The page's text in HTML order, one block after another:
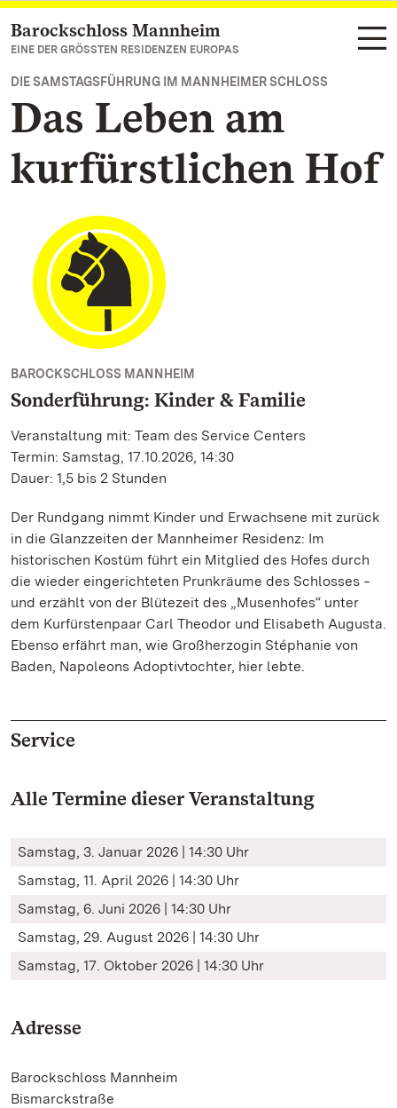
Zum Hauptinhalt springen
Barockschloss Mannheim
EINE DER GRÖSSTEN RESIDENZEN EUROPAS
DIE SAMSTAGSFÜHRUNG IM MANNHEIMER SCHLOSS
Das Leben am
kurfürstlichen Hof
BAROCKSCHLOSS MANNHEIM
Sonderführung: Kinder & Familie
Veranstaltung mit: Team des Service Centers
Termin: Samstag, 17.10.2026, 14:30
Dauer: 1,5 bis 2 Stunden
Der Rundgang nimmt Kinder und Erwachsene mit zurück
in die Glanzzeiten der Mannheimer Residenz: Im
historischen Kostüm führt ein Mitglied des Hofes durch
die wieder eingerichteten Prunkräume des Schlosses ‒
und erzählt von der Blütezeit des „Musenhofes“ unter
dem Kurfürstenpaar Carl Theodor und Elisabeth Augusta.
Ebenso erfährt man, wie Großherzogin Stéphanie von
Baden, Napoleons Adoptivtochter, hier lebte.
Service
Alle Termine dieser Veranstaltung
Samstag, 3. Januar 2026 | 14:30 Uhr
Samstag, 11. April 2026 | 14:30 Uhr
Samstag, 6. Juni 2026 | 14:30 Uhr
Samstag, 29. August 2026 | 14:30 Uhr
Samstag, 17. Oktober 2026 | 14:30 Uhr
Adresse
Barockschloss Mannheim
Bismarckstraße